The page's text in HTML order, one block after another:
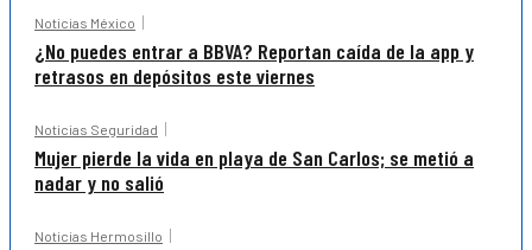
Noticias México
¿No puedes entrar a BBVA? Reportan caída de la app y
retrasos en depósitos este viernes
Noticias Seguridad
Mujer pierde la vida en playa de San Carlos; se metió a
nadar y no salió
Noticias Hermosillo